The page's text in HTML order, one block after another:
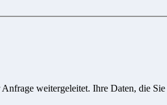
weitergeleitet. Ihre Daten, die